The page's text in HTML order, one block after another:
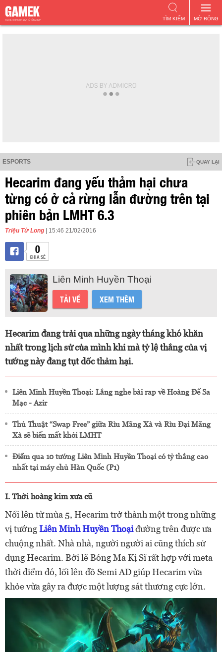
MỞ RỘNG
TÌM KIẾM
ESPORTS QUAY LẠI
Hecarim đang yếu thảm hại chưa
từng có ở cả rừng lẫn đường trên tại
phiên bản LMHT 6.3
Triệu Tử Long | 15:46 21/02/2016
0
CHIA SẺ
Liên Minh Huyền Thoại
TẢI VỀ XEM THÊM
Hecarim đang trải qua những ngày tháng khó khăn
nhất trong lịch sử của mình khi mà tỷ lệ thắng của vị
tướng này đang tụt dốc thảm hại.
Liên Minh Huyền Thoại: Lắng nghe bài rap về Hoàng Đế Sa
Mạc - Azir
Thủ Thuật “Swap Free” giữa Rìu Mãng Xà và Rìu Đại Mãng
Xà sẽ biến mất khỏi LMHT
Điểm qua 10 tướng Liên Minh Huyền Thoại có tỷ thắng cao
nhất tại máy chủ Hàn Quốc (P1)
I. Thời hoàng kim xưa cũ
Nổi lên từ mùa 5, Hecarim trở thành một trong những
vị tướngLiên Minh Huyền Thoạiđường trên được ưa
chuộng nhất. Nhà nhà, người người ai cũng thích sử
dụng Hecarim. Bởi lẽ Bóng Ma Kị Sĩ rất hợp với meta
thời điểm đó, lối lên đồ Semi AD giúp Hecarim vừa
khỏe vừa gây ra được một lượng sát thương cực lớn.